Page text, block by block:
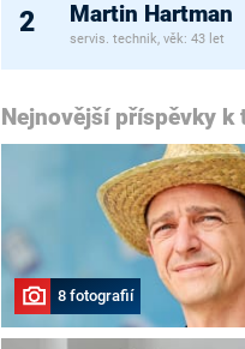
2 Martin Hartman
servis. technik, věk: 43 let
Nejnovější příspěvky k
8 fotografií